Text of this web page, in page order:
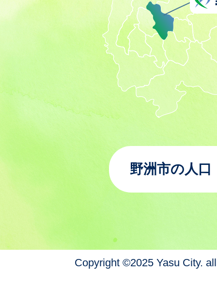
野洲市の人口
Copyright ©2025 Yasu City.